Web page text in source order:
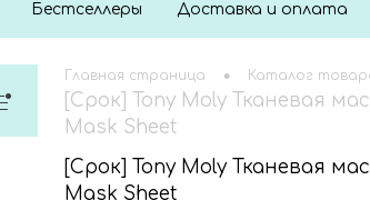
Бестселлеры Доставка и оплата
Главная страница • Каталог
[Срок] Tony Moly Тканевая
Mask Sheet
[Срок] Tony Moly Тканевая
Mask Sheet